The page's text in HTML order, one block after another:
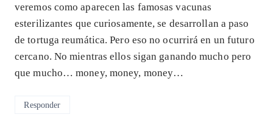
veremos como aparecen las famosas vacunas
esterilizantes que curiosamente, se desarrollan a paso
de tortuga reumática. Pero eso no ocurrirá en un futuro
cercano. No mientras ellos sigan ganando mucho pero
que mucho… money, money, money…
Responder